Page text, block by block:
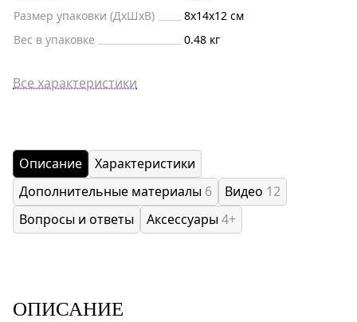
Размер упаковки (ДxШxВ)
8x14x12 см
Вес в упаковке
0.48 кг
Все характеристики
Описание
Характеристики
Дополнительные материалы 6 Видео 12
Вопросы и ответы
Аксессуары4+
ОПИСАНИЕ